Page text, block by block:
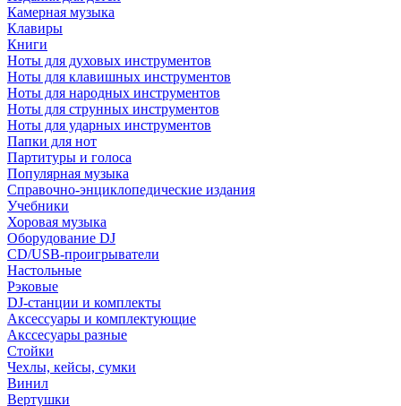
Камерная музыка
Клавиры
Книги
Ноты для духовых инструментов
Ноты для клавишных инструментов
Ноты для народных инструментов
Ноты для струнных инструментов
Ноты для ударных инструментов
Папки для нот
Партитуры и голоса
Популярная музыка
Справочно-энциклопедические издания
Учебники
Хоровая музыка
Оборудование DJ
CD/USB-проигрыватели
Настольные
Рэковые
DJ-станции и комплекты
Аксессуары и комплектующие
Акссесуары разные
Стойки
Чехлы, кейсы, сумки
Винил
Вертушки